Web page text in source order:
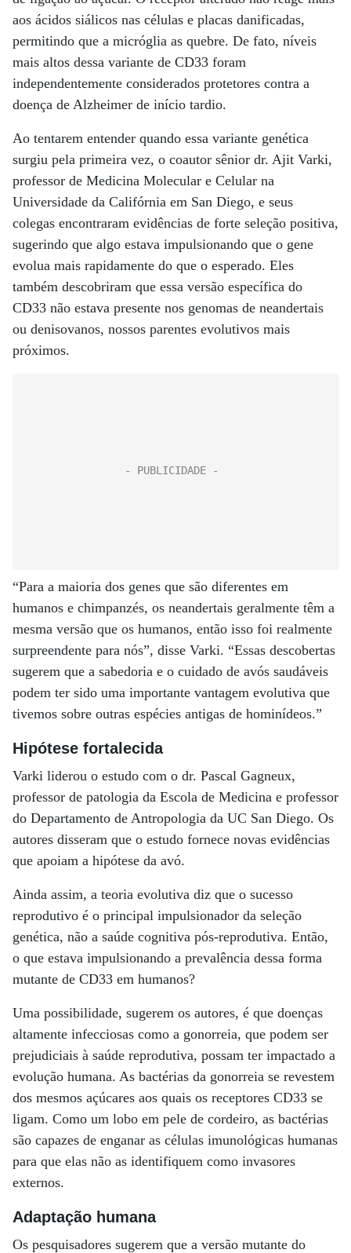
aos ácidos siálicos nas células e placas danificadas,
permitindo que a micróglia as quebre. De fato, níveis
mais altos dessa variante de CD33 foram
independentemente considerados protetores contra a
doença de Alzheimer de início tardio.
Ao tentarem entender quando essa variante genética
surgiu pela primeira vez, o coautor sênior dr. Ajit Varki,
professor de Medicina Molecular e Celular na
Universidade da Califórnia em San Diego, e seus
colegas encontraram evidências de forte seleção positiva,
sugerindo que algo estava impulsionando que o gene
evolua mais rapidamente do que o esperado. Eles
também descobriram que essa versão específica do
CD33 não estava presente nos genomas de neandertais
ou denisovanos, nossos parentes evolutivos mais
próximos.
“Para a maioria dos genes que são diferentes em
humanos e chimpanzés, os neandertais geralmente têm a
mesma versão que os humanos, então isso foi realmente
surpreendente para nós”, disse Varki. “Essas descobertas
sugerem que a sabedoria e o cuidado de avós saudáveis ​​
podem ter sido uma importante vantagem evolutiva que
tivemos sobre outras espécies antigas de hominídeos.”
Hipótese fortalecida
Varki liderou o estudo com o dr. Pascal Gagneux,
professor de patologia da Escola de Medicina e professor
do Departamento de Antropologia da UC San Diego. Os
autores disseram que o estudo fornece novas evidências
que apoiam a hipótese da avó.
Ainda assim, a teoria evolutiva diz que o sucesso
reprodutivo é o principal impulsionador da seleção
genética, não a saúde cognitiva pós-reprodutiva. Então,
o que estava impulsionando a prevalência dessa forma
mutante de CD33 em humanos?
Uma possibilidade, sugerem os autores, é que doenças
altamente infecciosas como a gonorreia, que podem ser
prejudiciais à saúde reprodutiva, possam ter impactado a
evolução humana. As bactérias da gonorreia se revestem
dos mesmos açúcares aos quais os receptores CD33 se
ligam. Como um lobo em pele de cordeiro, as bactérias
são capazes de enganar as células imunológicas humanas
para que elas não as identifiquem como invasores
externos.
Adaptação humana
Os pesquisadores sugerem que a versão mutante do